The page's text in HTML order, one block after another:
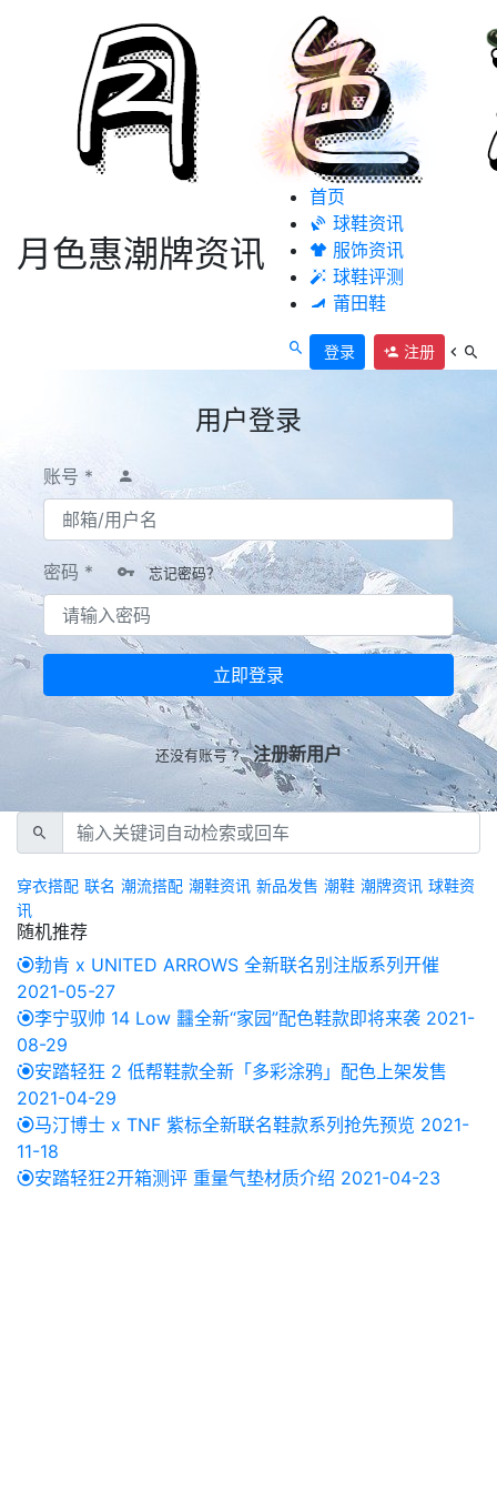
月色惠潮牌资讯
首页
球鞋资讯
服饰资讯
球鞋评测
莆田鞋
登录 注册
用户登录
账号 *
密码 * 忘记密码？
立即登录
还没有账号 ? 注册新用户
穿衣搭配 联名 潮流搭配 潮鞋资讯 新品发售 潮鞋 潮牌资讯 球鞋资
讯
随机推荐
勃肯 x UNITED ARROWS 全新联名别注版系列开催
2021-05-27
李宁驭帅 14 Low 䨻全新“家园”配色鞋款即将来袭 2021-
08-29
安踏轻狂 2 低帮鞋款全新「多彩涂鸦」配色上架发售
2021-04-29
马汀博士 x TNF 紫标全新联名鞋款系列抢先预览 2021-
11-18
安踏轻狂2开箱测评 重量气垫材质介绍 2021-04-23